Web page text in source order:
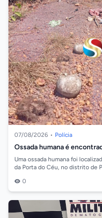
07/08/2026 • Polícia
Ossada humana é
Uma ossada humana foi
da Porta do Céu, no distrito de
0